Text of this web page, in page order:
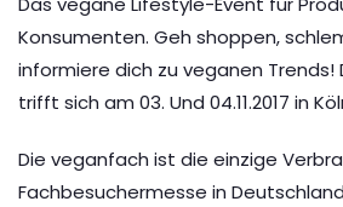
Konsumenten. Geh shoppen,
informiere dich zu veganen Trends!
trifft sich am 03. Und 04.11.2017 in
Die veganfach ist die einzige
Fachbesuchermesse in